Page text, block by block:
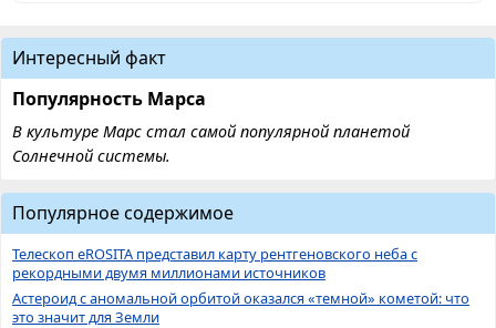
Интересный факт
Популярность Марса
В культуре Марс стал самой популярной планетой
Солнечной системы.
Популярное содержимое
Телескоп eROSITA представил карту рентгеновского неба с
рекордными двумя миллионами источников
Астероид с аномальной орбитой оказался «темной» кометой: что
это значит для Земли